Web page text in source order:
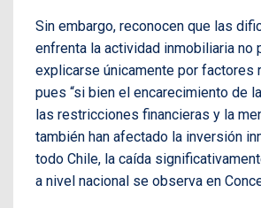
Sin embargo, reconocen que las
enfrenta la actividad inmobiliaria no
explicarse únicamente por factores
pues “si bien el encarecimiento de
las restricciones financieras y la
también han afectado la inversión
todo Chile, la caída
a nivel nacional se observa en